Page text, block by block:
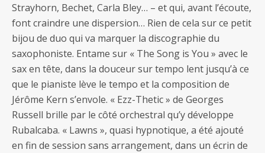
Strayhorn, Bechet, Carla Bley… – et qui, avant l’écoute,
font craindre une dispersion… Rien de cela sur ce petit
bijou de duo qui va marquer la discographie du
saxophoniste. Entame sur « The Song is You » avec le
sax en tête, dans la douceur sur tempo lent jusqu’à ce
que le pianiste lève le tempo et la composition de
Jérôme Kern s’envole. « Ezz-Thetic » de Georges
Russell brille par le côté orchestral qu’y développe
Rubalcaba. « Lawns », quasi hypnotique, a été ajouté
en fin de session sans arrangement, dans un écrin de